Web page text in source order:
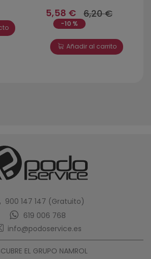
5,58 € 6,20 €
-10 %
Añadir al carrito
900 147 147 (Gratuito)
619 006 768
info@podoservice.es
EL GRUPO NAMROL